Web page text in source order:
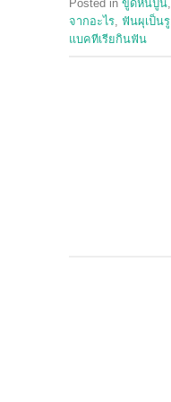
Posted in ขูดหินปูน
จากอะไร ฟันผุเป็นรู
แบคทีเรียกินฟัน